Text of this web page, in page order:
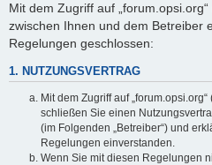
Mit dem Zugriff auf
zwischen Ihnen und dem Betreiber
Regelungen geschlossen:
1. NUTZUNGSVERTRAG
Mit dem Zugriff auf
schließen Sie einen
(im Folgenden „Betreiber“) und
Regelungen einverstanden.
Wenn Sie mit diesen Regelungen